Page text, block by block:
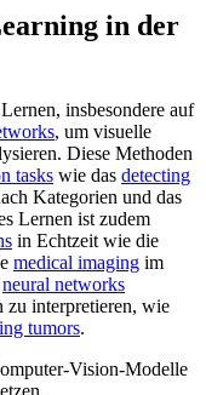
in der
insbesondere auf
, um visuelle
Diese Methoden
tasks wie das detecting
Kategorien und das
Lernen ist zudem
in Echtzeit wie die
medical imaging im
neural networks
zu interpretieren, wie
tumors.
Vision-Modelle